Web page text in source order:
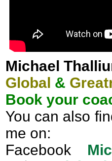
Michael
Global &
Book your
You can also
me on:
Facebook